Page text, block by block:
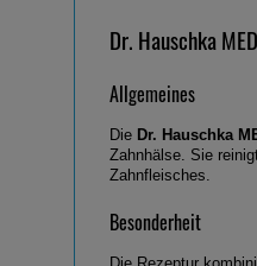
Dr. Hauschka
Allgemeines
Die Dr. Hauschka
Zahnhälse. Sie
Zahnfleisches.
Besonderheit